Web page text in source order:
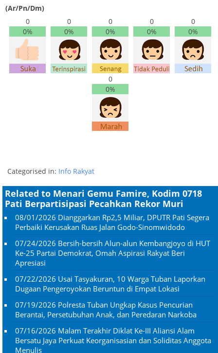
(Ar/Pn/Dm)
0
0%
0
0%
0
0%
0
0%
0
0%
0
0%
Categorised in: Info Rakyat
Related to Menari Gemu Famire, Kodim 0718
Pati Berpartisipasi Pecahkan Rekor Muri
08/01/2026 Dianggarkan Rp2,5 Miliar, DPUTR Pati Segera
Perbaiki Kerusakan Ruas Jalan Godo-Sinomwidodo
07/24/2026 Bersih-bersih Alun-alun Kembangjoyo di HUT
Ke-25 Partai Demokrat, Omah Aspirasi Rakyat Beri
Apresiasi
07/22/2026 Usai Tasyakuran, 10 Warga Tuban Laporkan
Dugaan Pengeroyokan Beruntun di Empat Lokasi
07/19/2026 Polresta Tuban Ungkap Kasus Pencurian
Berantai, Persetubuhan Anak, dan Peredaran Narkoba
07/16/2026 Malam Terakhir Diklat Ke-III Aliansi Alam
Bersatu Jaya Perkuat Keorganisasian dan Soliditas Anggota
Menulis